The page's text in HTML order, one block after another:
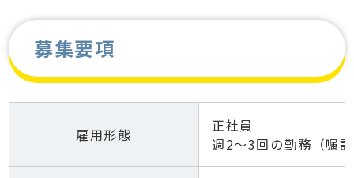
募集要項
雇用形態
正社員
週2〜3回の勤務（嘱